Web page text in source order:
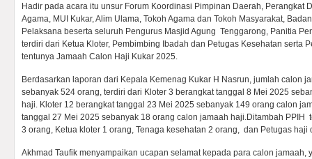
Hadir pada acara itu unsur Forum Koordinasi Pimpinan Daerah, Perangkat
Agama, MUI Kukar, Alim Ulama, Tokoh Agama dan Tokoh Masyarakat,
Pelaksana beserta seluruh Pengurus Masjid Agung Tenggarong, Panitia
terdiri dari Ketua Kloter, Pembimbing Ibadah dan Petugas Kesehatan serta
tentunya Jamaah Calon Haji Kukar 2025.
Berdasarkan laporan dari Kepala Kemenag Kukar H Nasrun, jumlah calon
sebanyak 524 orang, terdiri dari Kloter 3 berangkat tanggal 8 Mei 2025
haji. Kloter 12 berangkat tanggal 23 Mei 2025 sebanyak 149 orang calon
tanggal 27 Mei 2025 sebanyak 18 orang calon jamaah haji.Ditambah
3 orang, Ketua kloter 1 orang, Tenaga kesehatan 2 orang, dan Petugas haji
Akhmad Taufik menyampaikan ucapan selamat kepada para calon jamaah,